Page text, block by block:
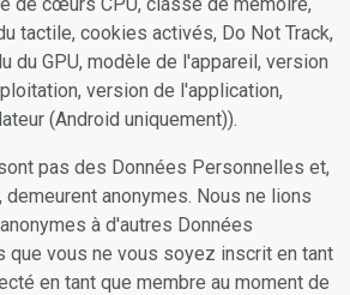
tactile, cookies activés, Do Not Track,
du GPU, modèle de l'appareil, version
version de l'application,
(Android uniquement)).
pas des Données Personnelles et,
anonymes. Nous ne lions
à d'autres Données
que vous ne vous soyez inscrit en tant
en tant que membre au moment de